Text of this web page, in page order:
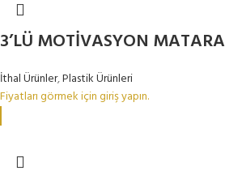
3’LÜ MOTİVASYON MATARA
İthal Ürünler,Plastik Ürünleri
Fiyatları görmek için giriş yapın.